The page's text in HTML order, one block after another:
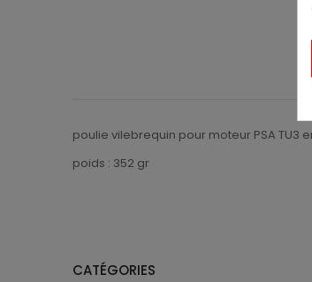
poulie vilebrequin pour moteur PSA TU3
poids : 352 gr
CATÉGORIES